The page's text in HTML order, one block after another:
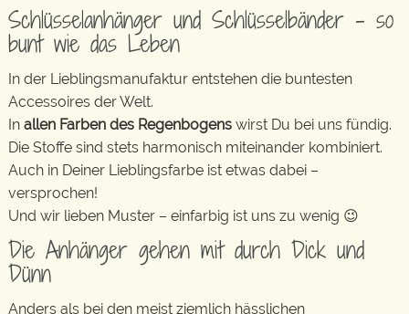
Schlüsselanhänger und Schlüsselbänder – so
bunt wie das Leben
In der Lieblingsmanufaktur entstehen die buntesten
Accessoires der Welt.
In allen Farben des Regenbogens wirst Du bei uns fündig.
Die Stoffe sind stets harmonisch miteinander kombiniert.
Auch in Deiner Lieblingsfarbe ist etwas dabei –
versprochen!
Und wir lieben Muster – einfarbig ist uns zu wenig 😉
Die Anhänger gehen mit durch Dick und
Dünn
Anders als bei den meist ziemlich hässlichen